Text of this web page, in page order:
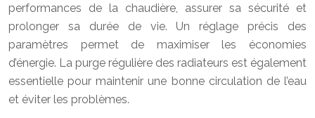
performances de la chaudière, assurer sa sécurité et
prolonger sa durée de vie. Un réglage précis des
paramètres permet de maximiser les économies
d’énergie. La purge régulière des radiateurs est également
essentielle pour maintenir une bonne circulation de l’eau
et éviter les problèmes.